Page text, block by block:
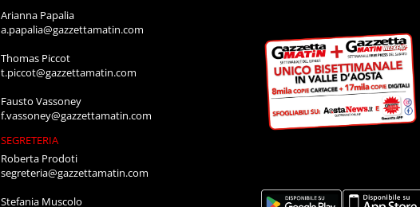
Arianna Papalia
a.papalia@gazzettamatin.com
Thomas Piccot
t.piccot@gazzettamatin.com
Fausto Vassoney
f.vassoney@gazzettamatin.com
SEGRETERIA
Roberta Prodoti
segreteria@gazzettamatin.com
Stefania Muscolo